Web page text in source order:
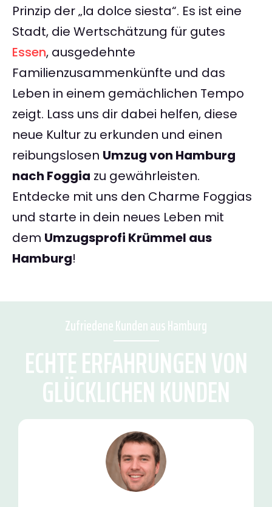
Prinzip der „la dolce siesta“. Es ist eine
Stadt, die Wertschätzung für gutes
Essen, ausgedehnte
Familienzusammenkünfte und das
Leben in einem gemächlichen Tempo
zeigt. Lass uns dir dabei helfen, diese
neue Kultur zu erkunden und einen
reibungslosen Umzug von Hamburg
nach Foggia zu gewährleisten.
Entdecke mit uns den Charme Foggias
und starte in dein neues Leben mit
dem Umzugsprofi Krümmel aus
Hamburg!
Zufriedene Kunden aus Hamburg
ECHTE ERFAHRUNGEN VON
GLÜCKLICHEN KUNDEN